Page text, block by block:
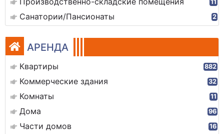
11
Санатории/Пансионаты 2
АРЕНДА
Квартиры 882
Коммерческие здания 32
Комнаты 11
Дома 96
Части домов 16